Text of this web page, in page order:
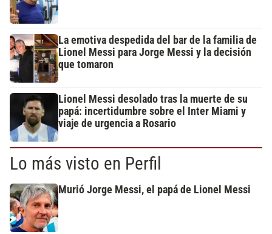
La emotiva despedida del bar de la familia de
Lionel Messi para Jorge Messi y la decisión
que tomaron
Lionel Messi desolado tras la muerte de su
papá: incertidumbre sobre el Inter Miami y
viaje de urgencia a Rosario
Lo más visto en Perfil
Murió Jorge Messi, el papá de Lionel Messi